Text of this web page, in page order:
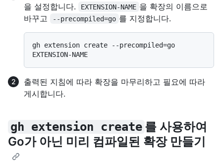
을 설정합니다.
EXTENSION-NAME 을 확장의 이름으로
바꾸고
--precompiled=go 를 지정합니다.
gh extension create --precompiled=go
출력된 지침에 따라 확장을 마무리하고 필요에 따라
게시합니다.
gh extension create 를 사용하여
Go가 아닌 미리 컴파일된 확장 만들기